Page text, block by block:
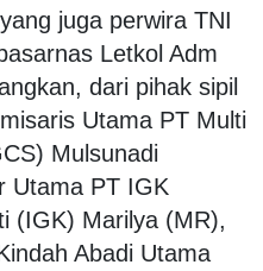
juga perwira TNI
Letkol Adm
dari pihak sipil
Utama PT Multi
Mulsunadi
Utama PT IGK
(IGK) Marilya (MR),
Abadi Utama